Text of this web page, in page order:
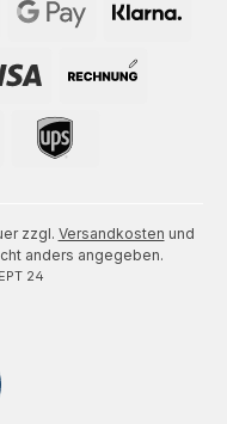
zzgl. Versandkosten und
anders angegeben.
24